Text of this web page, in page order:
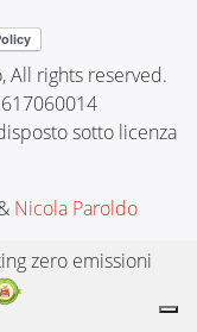
All rights reserved.
sotto licenza
Nicola Paroldo
zero emissioni